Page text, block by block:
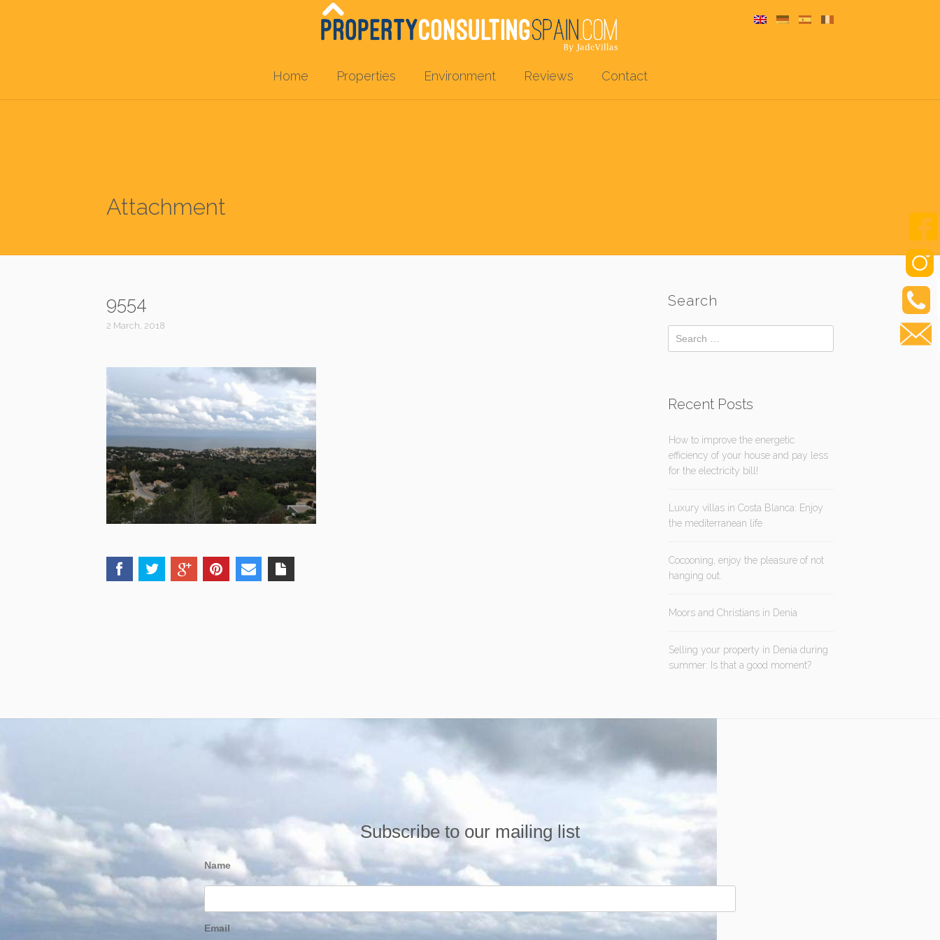
Home Properties Environment Reviews Contact
Attachment
9554
2 March, 2018
Search
Recent Posts
How to improve the energetic
efficiency of your house and pay less
for the electricity bill!
Luxury villas in Costa Blanca: Enjoy
the mediterranean life
Cocooning, enjoy the pleasure of not
hanging out.
Moors and Christians in Denia
Selling your property in Denia during
summer: Is that a good moment?
Subscribe to our mailing list
Name
Email